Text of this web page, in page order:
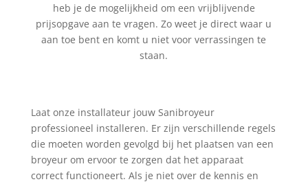
heb je de mogelijkheid om een vrijblijvende
prijsopgave aan te vragen. Zo weet je direct waar u
aan toe bent en komt u niet voor verrassingen te
staan.
Laat onze installateur jouw Sanibroyeur
professioneel installeren. Er zijn verschillende regels
die moeten worden gevolgd bij het plaatsen van een
broyeur om ervoor te zorgen dat het apparaat
correct functioneert. Als je niet over de kennis en